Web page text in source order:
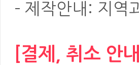
- 제작안내: 지역
[결제, 취소 안내]